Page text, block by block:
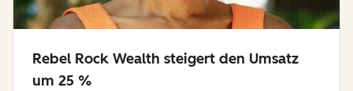
Rebel Rock Wealth steigert den Umsatz
um 25 %